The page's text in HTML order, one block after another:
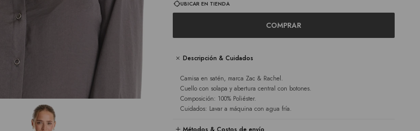
UBICAR EN TIENDA
COMPRAR
Descripción & Cuidados
Camisa en satén, marca Zac & Rachel.
Cuello con solapa y abertura central con botones.
Composición: 100% Poliéster.
Cuidados: Lavar a máquina con agua fría.